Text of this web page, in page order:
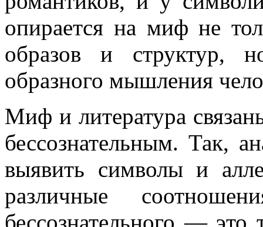
опирается на миф не
образов и структур,
образного мышления
Миф и литература
бессознательным. Так,
выявить символы и
различные